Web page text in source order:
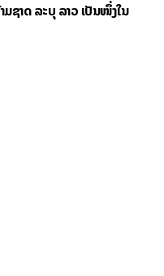
ຊາດ ລະບຸ ລາວ ເປັນໜຶ່ງໃນ